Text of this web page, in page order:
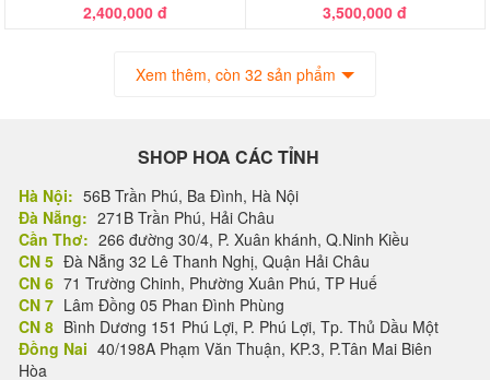
2,400,000 đ 3,500,000 đ
Xem thêm, còn 32 sản phẩm
SHOP HOA CÁC TỈNH
Hà Nội: 56B Trần Phú, Ba Đình, Hà Nội
Đà Nẵng: 271B Trần Phú, Hải Châu
Cần Thơ: 266 đường 30/4, P. Xuân khánh, Q.Ninh Kiều
CN 5 Đà Nẵng 32 Lê Thanh Nghị, Quận Hải Châu
CN 6 71 Trường Chinh, Phường Xuân Phú, TP Huế
CN 7 Lâm Đồng 05 Phan Đình Phùng
CN 8 Bình Dương 151 Phú Lợi, P. Phú Lợi, Tp. Thủ Dầu Một
Đồng Nai 40/198A Phạm Văn Thuận, KP.3, P.Tân Mai Biên
Hòa